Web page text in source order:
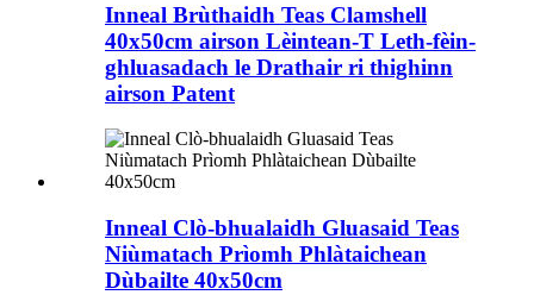
Inneal Brùthaidh Teas Clamshell
40x50cm airson Lèintean-T Leth-fèin-
ghluasadach le Drathair ri thighinn
airson Patent
Inneal Clò-bhualaidh Gluasaid Teas
Niùmatach Prìomh Phlàtaichean
Dùbailte 40x50cm